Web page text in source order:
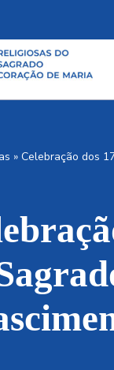
» Celebração dos